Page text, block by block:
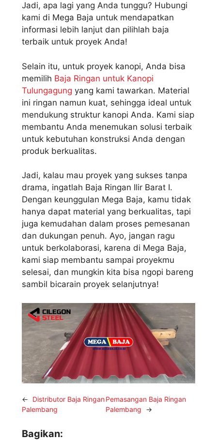
Jadi, apa lagi yang Anda tunggu? Hubungi
kami di Mega Baja untuk mendapatkan
informasi lebih lanjut dan pilihlah baja
terbaik untuk proyek Anda!
Selain itu, untuk proyek kanopi, Anda bisa
memilih Baja Ringan untuk Kanopi
Tulungagung yang kami tawarkan. Material
ini ringan namun kuat, sehingga ideal untuk
mendukung struktur kanopi Anda. Kami siap
membantu Anda menemukan solusi terbaik
untuk kebutuhan konstruksi Anda dengan
produk berkualitas.
Jadi, kalau mau proyek yang sukses tanpa
drama, ingatlah Baja Ringan Ilir Barat I.
Dengan keunggulan Mega Baja, kamu tidak
hanya dapat material yang berkualitas, tapi
juga kemudahan dalam proses pemesanan
dan dukungan penuh. Ayo, jangan ragu
untuk berkolaborasi, karena di Mega Baja,
kami siap membantu sampai proyekmu
selesai, dan mungkin kita bisa ngopi bareng
sambil bicarain proyek selanjutnya!
←
Distributor Baja Ringan
Palembang
Pemasangan Baja Ringan
Palembang
→
Bagikan: